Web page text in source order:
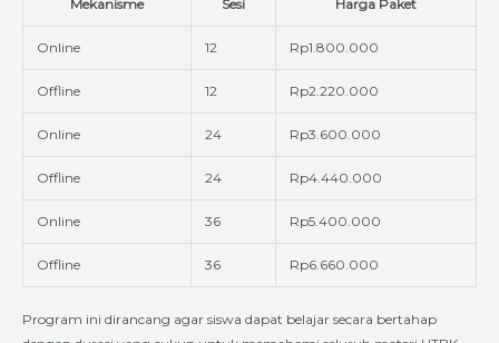
Mekanisme Sesi Harga Paket
Online 12 Rp1.800.000
Offline 12 Rp2.220.000
Online 24 Rp3.600.000
Offline 24 Rp4.440.000
Online 36 Rp5.400.000
Offline 36 Rp6.660.000
Program ini dirancang agar siswa dapat belajar secara bertahap